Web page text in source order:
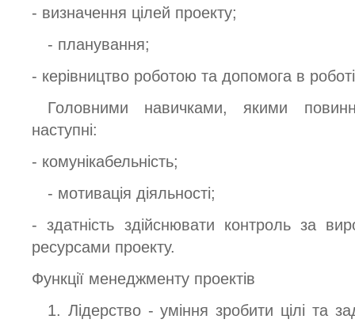
- визначення цілей проекту;
- планування;
- керівництво роботою та допомога в
Головними навичками, якими
наступні:
- комунікабельність;
- мотивація діяльності;
- здатність здійснювати контроль за
ресурсами проекту.
Функції менеджменту проектів
1. Лідерство - уміння зробити цілі та